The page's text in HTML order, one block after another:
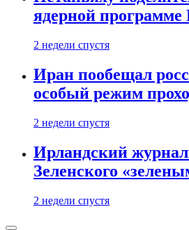
ядерной программе
2 недели спустя
Иран пообещал
особый режим
2 недели спустя
Ирландский
Зеленского
2 недели спустя